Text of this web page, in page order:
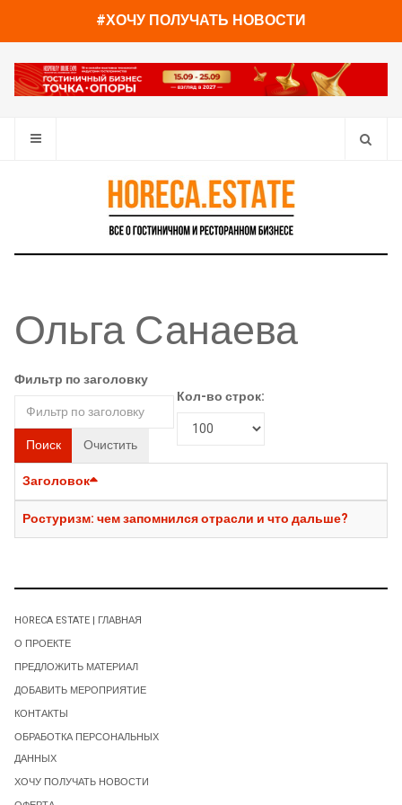
#ХОЧУ ПОЛУЧАТЬ НОВОСТИ
Ольга Санаева
Фильтр по заголовку
Поиск Очистить
Кол-во строк:
Заголовок
Ростуризм: чем запомнился отрасли и что дальше?
HORECA ESTATE | ГЛАВНАЯ
О ПРОЕКТЕ
ПРЕДЛОЖИТЬ МАТЕРИАЛ
ДОБАВИТЬ МЕРОПРИЯТИЕ
КОНТАКТЫ
ОБРАБОТКА ПЕРСОНАЛЬНЫХ
ДАННЫХ
ХОЧУ ПОЛУЧАТЬ НОВОСТИ